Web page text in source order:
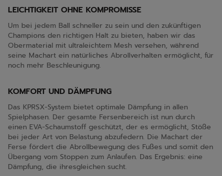
LEICHTIGKEIT OHNE KOMPROMISSE
Um bei jedem Ball schneller zu sein und den zukünftigen
Champions den richtigen Halt zu bieten, haben wir das
Obermaterial mit ultraleichtem Mesh versehen, während
seine Machart ein natürliches Abrollverhalten ermöglicht, für
noch mehr Beschleunigung.
KOMFORT UND DÄMPFUNG
Das KPRSX-System bietet optimale Dämpfung in allen
Spielphasen. Der gesamte Fersenbereich ist nun durch
einen EVA-Schaumstoff geschützt, der es ermöglicht, Stöße
bei jeder Art von Belastung abzufedern. Die Machart der
Ferse fördert die Abrollbewegung des Fußes und somit den
Übergang vom Stoppen zum Anlaufen. Das Ergebnis: eine
Dämpfung, die ihresgleichen sucht.